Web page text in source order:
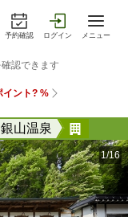
予約確認 ログイン メニュー
銀山温泉
1/16